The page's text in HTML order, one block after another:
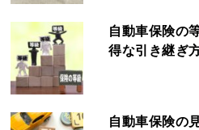
自動車保険の
得な引き継ぎ
自動車保険の